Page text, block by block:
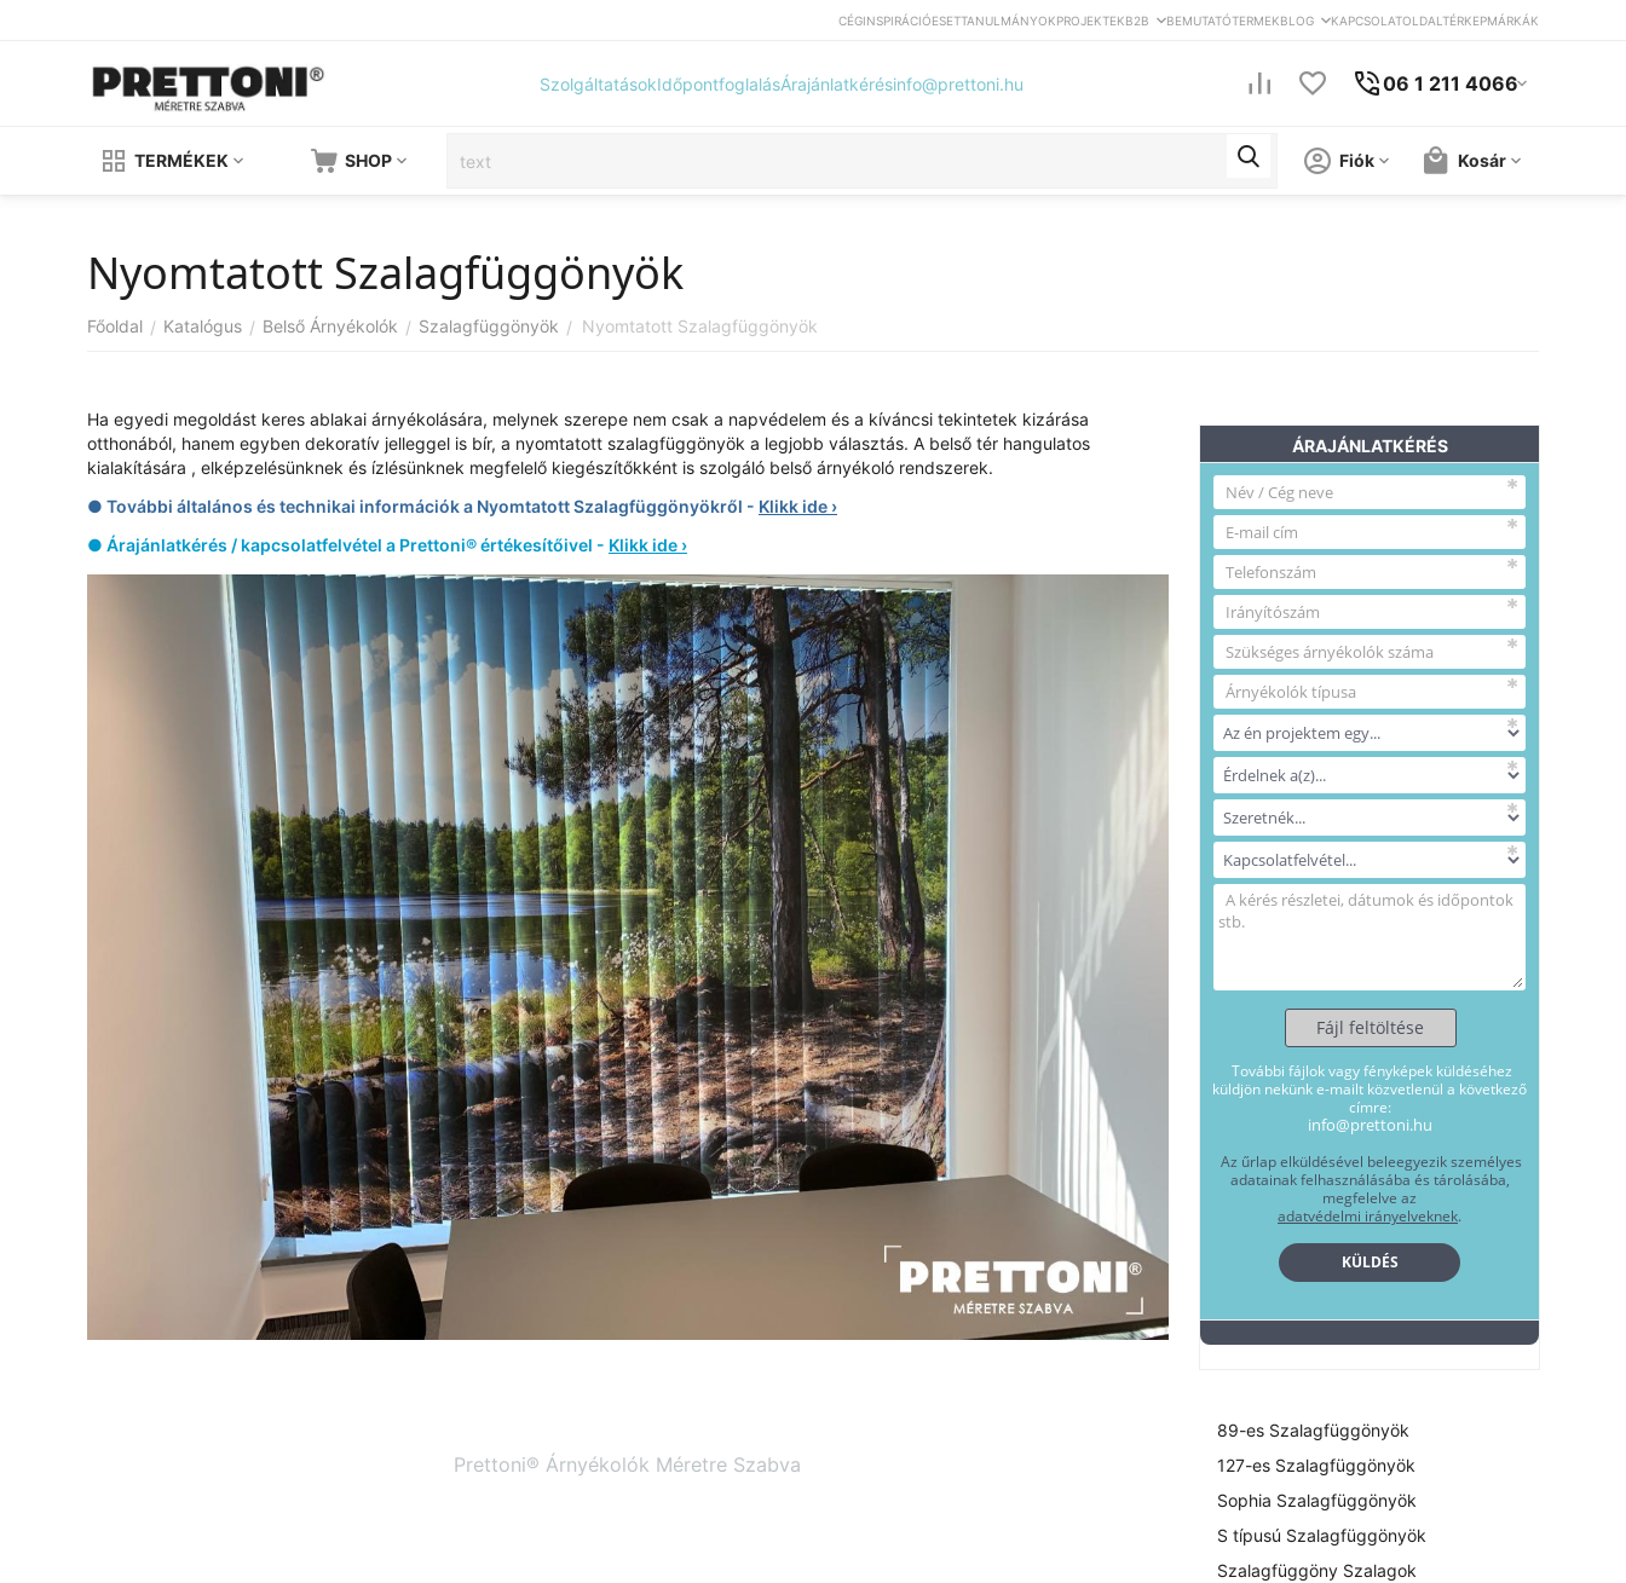
CÉGINSPIRÁCIÓESETTANULMÁNYOKPROJEKTEKB2B BEMUTATÓTERMEKBLOG KAPCSOLATOLDALTÉRKEPMÁRKÁK
SzolgáltatásokIdőpontfoglalásÁrajánlatkérésinfo@prettoni.hu 06 1 211 4066
TERMÉKEK SHOP Kosár
Fiók
Nyomtatott Szalagfüggönyök
Főoldal / Katalógus / Belső Árnyékolók / Szalagfüggönyök / Nyomtatott Szalagfüggönyök
Ha egyedi megoldást keres ablakai árnyékolására, melynek szerepe nem csak a napvédelem és a kíváncsi tekintetek kizárása
otthonából, hanem egyben dekoratív jelleggel is bír, a nyomtatott szalagfüggönyök a legjobb választás. A belső tér hangulatos
kialakítására , elképzelésünknek és ízlésünknek megfelelő kiegészítőkként is szolgáló belső árnyékoló rendszerek.
● További általános és technikai információk a Nyomtatott Szalagfüggönyökről - Klikk ide ›
● Árajánlatkérés / kapcsolatfelvétel a Prettoni® értékesítőivel - Klikk ide ›
Prettoni® Árnyékolók Méretre Szabva
ÁRAJÁNLATKÉRÉS
89-es Szalagfüggönyök
127-es Szalagfüggönyök
Sophia Szalagfüggönyök
S típusú Szalagfüggönyök
Szalagfüggöny Szalagok